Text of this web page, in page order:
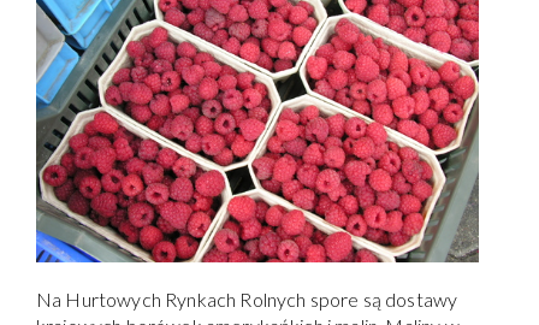
Na Hurtowych Rynkach Rolnych spore są dostawy